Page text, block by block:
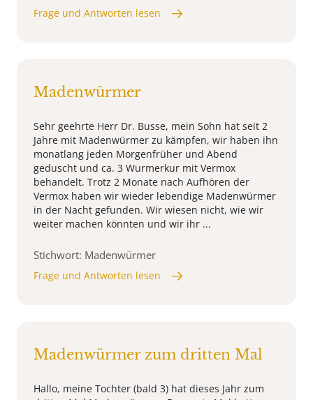
Frage und Antworten lesen
Madenwürmer
Sehr geehrte Herr Dr. Busse, mein Sohn hat seit 2
Jahre mit Madenwürmer zu kämpfen, wir haben ihn
monatlang jeden Morgenfrüher und Abend
geduscht und ca. 3 Wurmerkur mit Vermox
behandelt. Trotz 2 Monate nach Aufhören der
Vermox haben wir wieder lebendige Madenwürmer
in der Nacht gefunden. Wir wiesen nicht, wie wir
weiter machen könnten und wir ihr ...
Stichwort: Madenwürmer
Frage und Antworten lesen
Madenwürmer zum dritten Mal
Hallo, meine Tochter (bald 3) hat dieses Jahr zum